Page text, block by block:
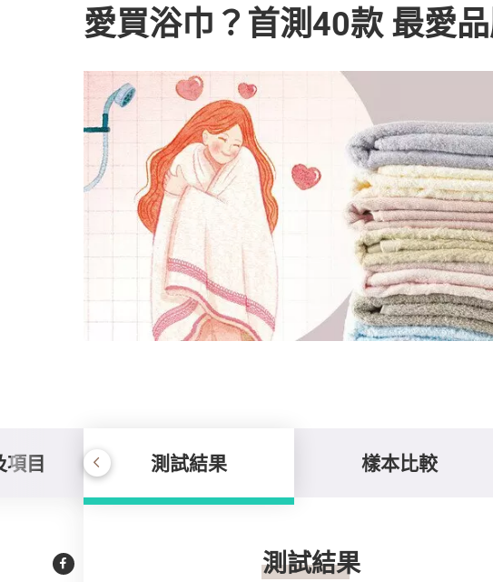
愛買浴巾？首測40款 最愛
項目 測試結果 樣本比較
Facebook
測試結果
測試結果